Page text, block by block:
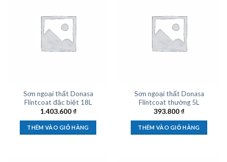
Sơn ngoại thất Donasa
Flintcoat đặc biệt 18L
1.403.600₫
THÊM VÀO GIỎ HÀNG
Sơn ngoại thất Donasa
Flintcoat thường 5L
393.800₫
THÊM VÀO GIỎ HÀNG